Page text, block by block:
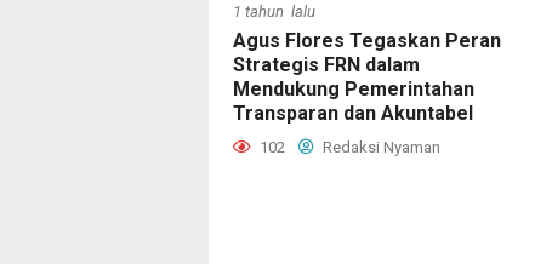
1 tahun lalu
Agus Flores Tegaskan Peran
Strategis FRN dalam
Mendukung Pemerintahan
Transparan dan Akuntabel
102 Redaksi Nyaman